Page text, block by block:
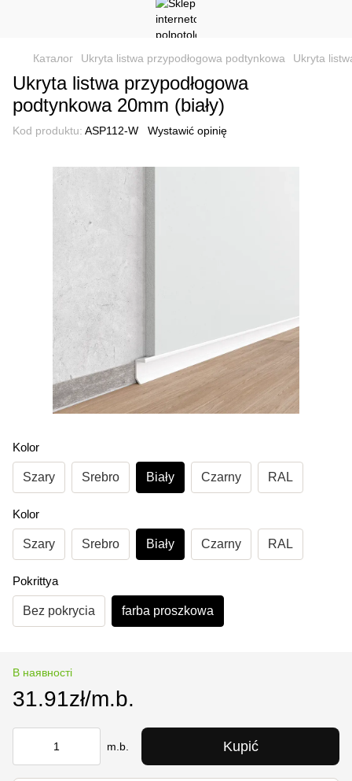
Каталог Ukryta listwa przypodłogowa podtynkowa Ukryta
Ukryta listwa przypodłogowa
podtynkowa 20mm (biały)
Kod produktu: ASP112-W Wystawić opinię
Kolor
Szary Srebro Biały Czarny RAL
Kolor
Szary Srebro Biały Czarny RAL
Pokrittya
Bez pokrycia farba proszkowa
В наявності
31.91zł/m.b.
m.b. Kupić